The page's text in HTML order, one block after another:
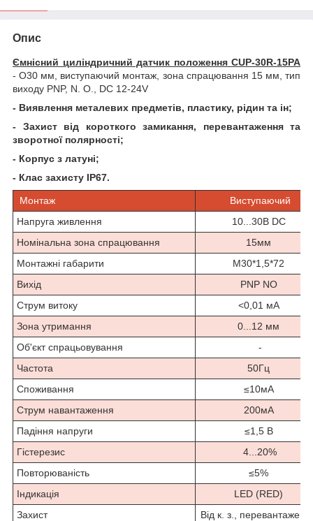
Опис
Ємнісний циліндричний датчик положення CUP-30R-15PA
- O30 мм, виступаючий монтаж, зона спрацювання 15 мм, тип
виходу PNP, N. O., DC 12-24V
- Виявлення металевих предметів, пластику, рідин та ін;
- Захист від короткого замикання, перевантаження та
зворотної полярності;
- Корпус з латуні;
- Клас захисту IP67.
Монтаж
Виступаючий
Напруга живлення
10...30В DC
Номінальна зона спрацювання
15мм
Монтажні габарити
М30*1,5*72
Вихід
PNP NO
Струм витоку
<0,01 мА
Зона утримання
0...12 мм
Об'єкт спрацьовування
-
Частота
50Гц
Споживання
≤10мА
Струм навантаження
200мА
Падіння напруги
≤1,5 В
Гістерезис
4...20%
Повторюваність
≤5%
Індикація
LED (RED)
Захист
Від к. з.,